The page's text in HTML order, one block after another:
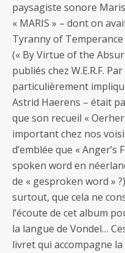
paysagiste sonore
« MARIS » – dont on
Tyranny of
(« By Virtue of the
publiés chez W.E.R.F.
particulièrement
Astrid Haerens – était
que son recueil «
important chez nos
d’emblée que «
spoken word en
de « gesproken word »
surtout, que cela ne
l’écoute de cet album
la langue de Vondel…
livret qui accompagne